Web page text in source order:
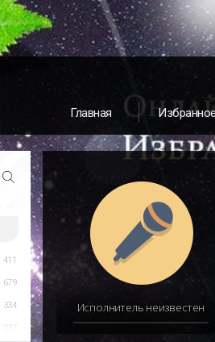
Главная Избранное
411
679
334 Исполнитель неизвестен